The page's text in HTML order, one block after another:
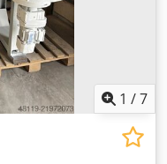
Ventilator:
- Touchscreen HMI
- Verwaltung der
-
am
225 x 113 x 285 cm
1 /7